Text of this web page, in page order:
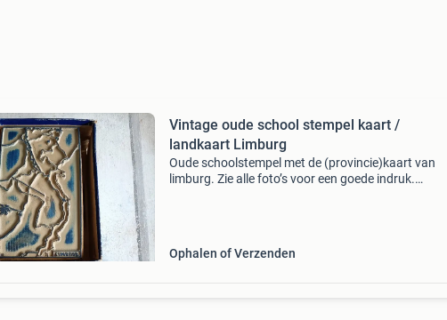
Vintage oude school stempel kaart /
landkaart Limburg
Oude schoolstempel met de (provincie)kaart van
limburg. Zie alle foto’s voor een goede indruk.
Ophalen of Verzenden